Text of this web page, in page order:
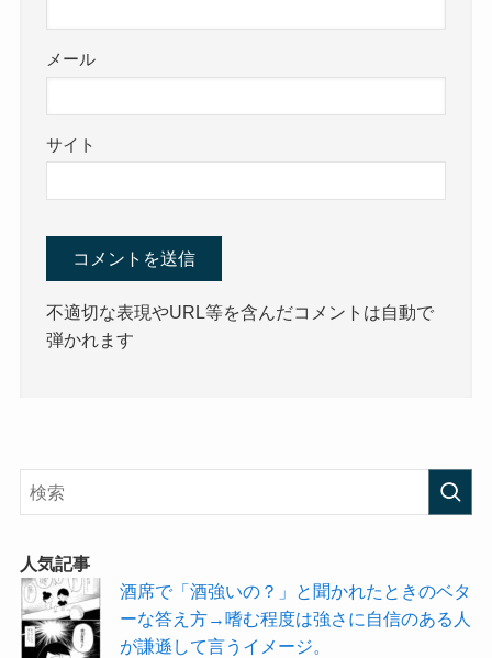
メール
サイト
不適切な表現やURL等を含んだコメントは自動で
弾かれます
人気記事
酒席で「酒強いの？」と聞かれたときのベタ
ーな答え方→嗜む程度は強さに自信のある人
が謙遜して言うイメージ。